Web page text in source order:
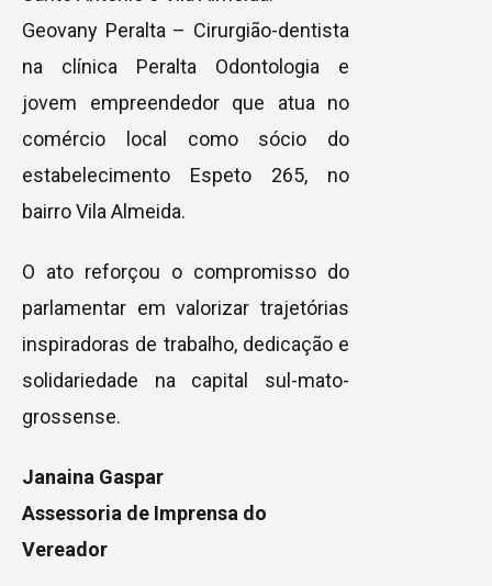
Geovany Peralta – Cirurgião-dentista
na clínica Peralta Odontologia e
jovem empreendedor que atua no
comércio local como sócio do
estabelecimento Espeto 265, no
bairro Vila Almeida.
O ato reforçou o compromisso do
parlamentar em valorizar trajetórias
inspiradoras de trabalho, dedicação e
solidariedade na capital sul-mato-
grossense.
Janaina Gaspar
Assessoria de Imprensa do
Vereador